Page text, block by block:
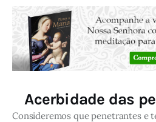
Acerbidade das
Consideremos que penetrantes e